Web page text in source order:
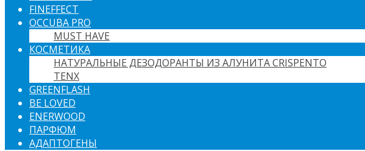
FINEFFECT
OCCUBA PRO
MUST HAVE
КОСМЕТИКА
НАТУРАЛЬНЫЕ ДЕЗОДОРАНТЫ ИЗ АЛУНИТА CRISPENTO
TENX
GREENFLASH
BE LOVED
ENERWOOD
ПАРФЮМ
АДАПТОГЕНЫ